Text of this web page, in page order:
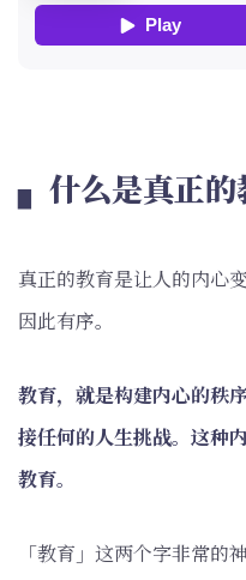
▖ 什么是真正的
真正的教育是让人的内心
因此有序。
教育，就是构建内心的秩
接任何的人生挑战。这种
教育。
「教育」这两个字非常的